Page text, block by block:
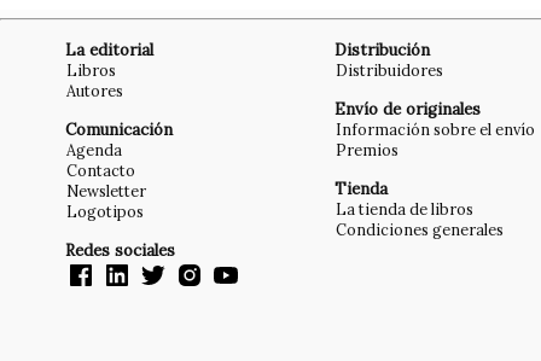
La editorial
Libros
Autores
Comunicación
Agenda
Contacto
Newsletter
Logotipos
Redes sociales
Distribución
Distribuidores
Envío de originales
Información sobre el envío
Premios
Tienda
La tienda de libros
Condiciones generales